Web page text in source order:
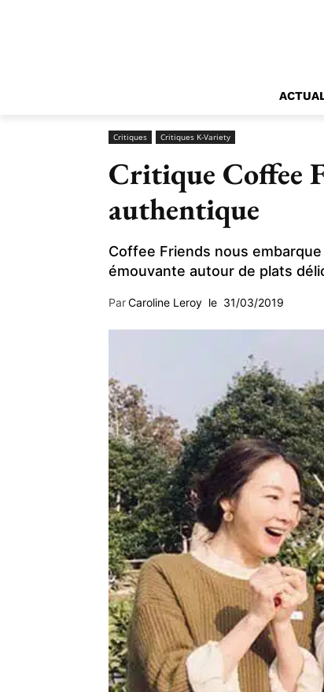
Critiques Critiques K-Variety
Critique Coffee
authentique
Coffee Friends nous
émouvante autour de plats
ParCaroline Leroy le 31/03/2019